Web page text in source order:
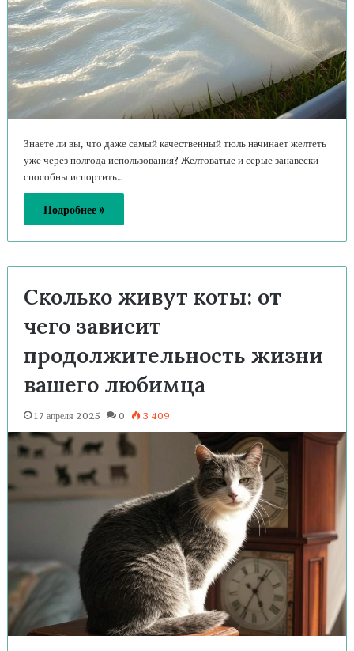
Знаете ли вы, что даже самый качественный тюль начинает желтеть
уже через полгода использования? Желтоватые и серые занавески
способны испортить…
Подробнее »
Сколько живут коты: от
чего зависит
продолжительность жизни
вашего любимца
17 апреля 2025 0 3 409